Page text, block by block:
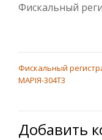
Фискальный
НАВИГАЦИЯ
ЗАПИСЯМ
Фискальный
МАРІЯ-304Т3
Добавить